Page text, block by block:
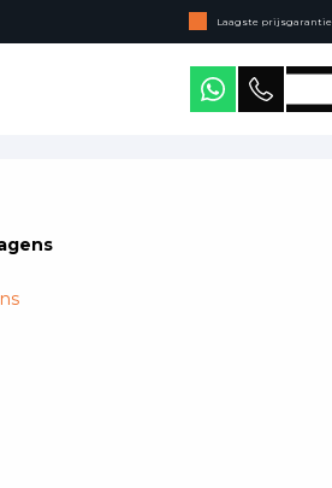
Laagste prijsgarantie
Online kopen, niet goed geld terug
Geen jaarcijfers nodig